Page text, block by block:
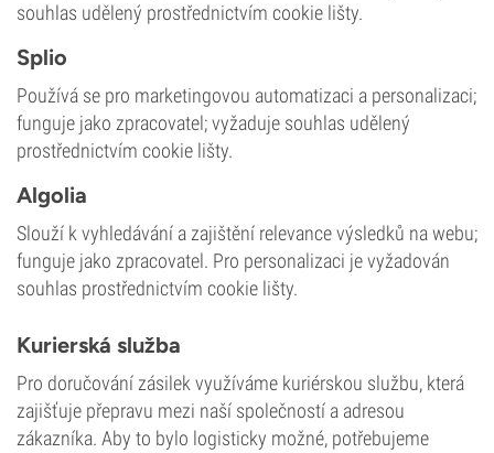
souhlas udělený prostřednictvím cookie lišty.
Splio
Používá se pro marketingovou automatizaci a personalizaci;
funguje jako zpracovatel; vyžaduje souhlas udělený
prostřednictvím cookie lišty.
Algolia
Slouží k vyhledávání a zajištění relevance výsledků na webu;
funguje jako zpracovatel. Pro personalizaci je vyžadován
souhlas prostřednictvím cookie lišty.
Kurierská služba
Pro doručování zásilek využíváme kuriérskou službu, která
zajišťuje přepravu mezi naší společností a adresou
zákazníka. Aby to bylo logisticky možné, potřebujeme